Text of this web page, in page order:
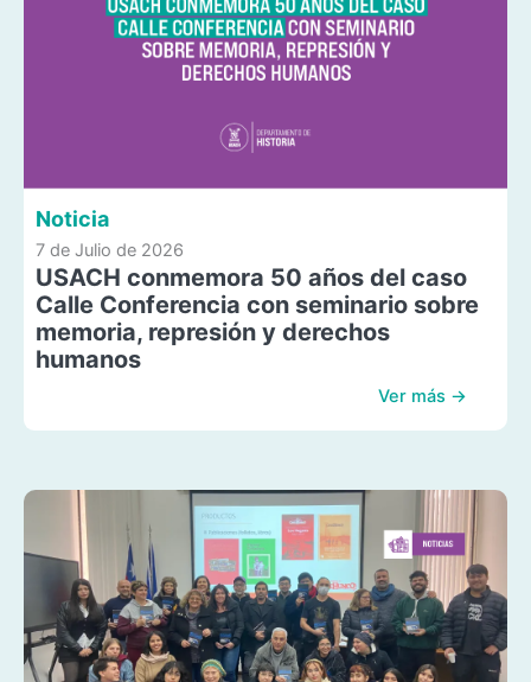
Noticia
7 de Julio de 2026
USACH conmemora 50 años del caso
Calle Conferencia con seminario sobre
memoria, represión y derechos
humanos
Ver más →